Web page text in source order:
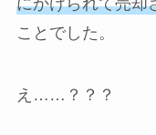
ことでした。
え……？？？